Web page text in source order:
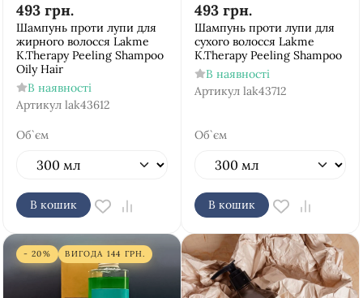
493 грн.
Шампунь проти лупи для
жирного волосся Lakme
K.Therapy Peeling Shampoo
Oily Hair
В наявності
Артикул lak43612
Об`єм
В кошик
493 грн.
Шампунь проти лупи для
сухого волосся Lakme
K.Therapy Peeling Shampoo
В наявності
Артикул lak43712
Об`єм
В кошик
- 20% ВИГОДА 144 ГРН.